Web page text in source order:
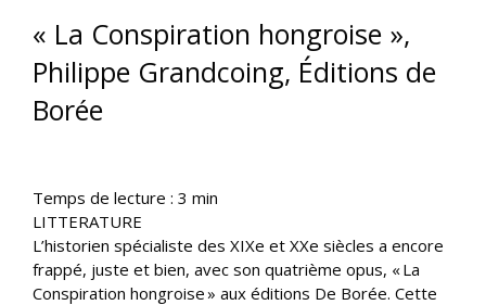
« La Conspiration hongroise »,
Philippe Grandcoing, Éditions de
Borée
Temps de lecture : 3 min
LITTERATURE
L’historien spécialiste des XIXe et XXe siècles a encore
frappé, juste et bien, avec son quatrième opus, « La
Conspiration hongroise » aux éditions De Borée. Cette